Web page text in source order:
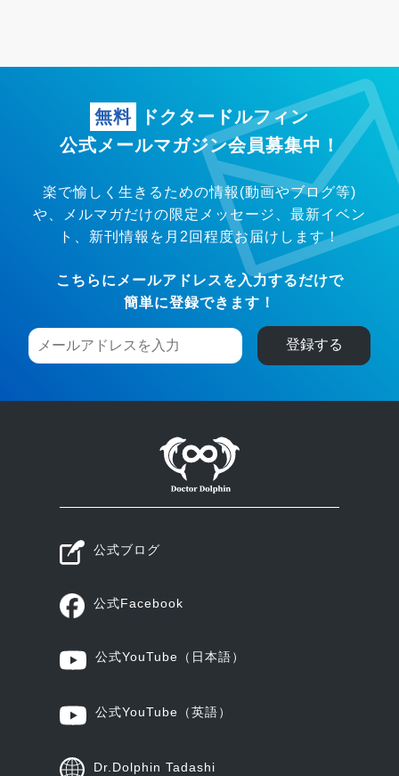
無料
ドクタードルフィン
公式メールマガジン会員募集中！
楽で愉しく生きるための情報(動画やブログ等)
や、メルマガだけの限定メッセージ、 最新イベン
ト、新刊情報を月2回程度お届けします！
こちらにメールアドレスを入力するだけで
簡単に登録できます！
公式ブログ
公式Facebook
公式YouTube （日本語）
公式YouTube （英語）
Dr.Dolphin Tadashi